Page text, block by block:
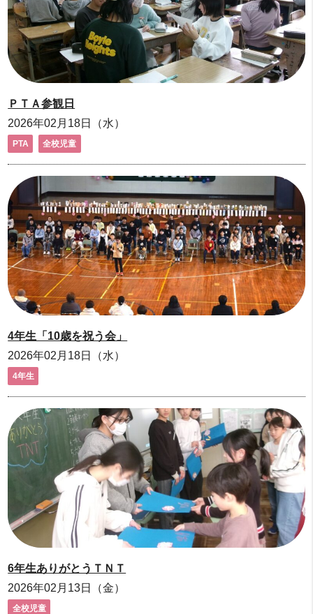
ＰＴＡ参観日
2026年02月18日（水）
PTA 全校児童
4年生「10歳を祝う会」
2026年02月18日（水）
4年生
6年生ありがとうＴＮＴ
2026年02月13日（金）
全校児童